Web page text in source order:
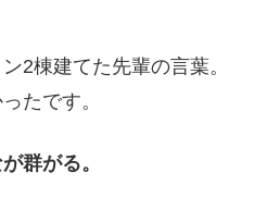
2棟建てた先輩の言葉。
たです。
群がる。